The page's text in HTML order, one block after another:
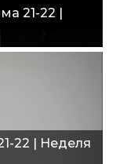
21-22 |
22 | Неделя